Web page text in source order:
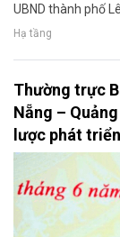
UBND thành phố
Hạ tầng
Thường trực
Nẵng –
lược phát